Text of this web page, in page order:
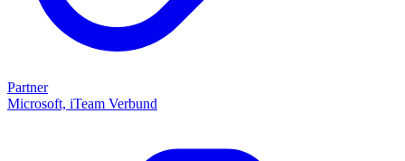
Partner
Microsoft, iTeam Verbund